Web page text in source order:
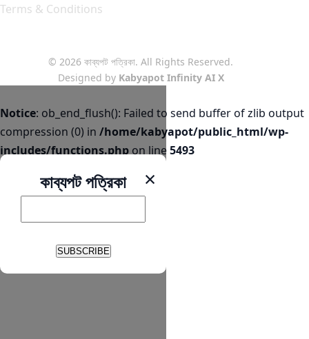
Terms & Conditions
© 2026 কাব্যপট পত্রিকা. All Rights Reserved.
Designed by Kabyapot Infinity AI X
×
কাব্যপট পত্রিকা
SUBSCRIBE
Notice: ob_end_flush(): Failed to send buffer of zlib output
compression (0) in /home/kabyapot/public_html/wp-
includes/functions.php on line5493